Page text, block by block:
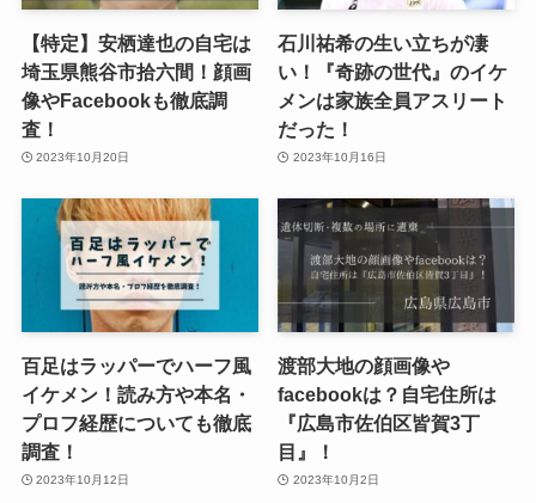
【特定】安栖達也の自宅は
埼玉県熊谷市拾六間！顔画
像やFacebookも徹底調
査！
2023年10月20日
石川祐希の生い立ちが凄
い！『奇跡の世代』のイケ
メンは家族全員アスリート
だった！
2023年10月16日
百足はラッパーでハーフ風
イケメン！読み方や本名・
プロフ経歴についても徹底
調査！
2023年10月12日
渡部大地の顔画像や
facebookは？自宅住所は
『広島市佐伯区皆賀3丁
目』！
2023年10月2日